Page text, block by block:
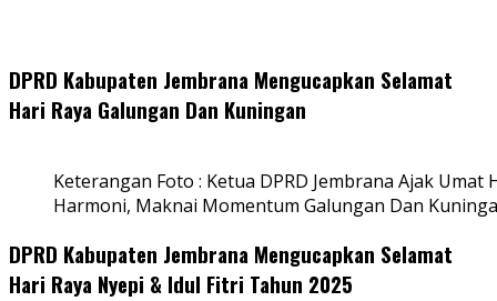
DPRD Kabupaten Jembrana Mengucapkan Selamat
Hari Raya Galungan Dan Kuningan
Keterangan Foto : Ketua DPRD Jembrana Ajak
Harmoni, Maknai Momentum Galungan Dan
DPRD Kabupaten Jembrana Mengucapkan Selamat
Hari Raya Nyepi & Idul Fitri Tahun 2025